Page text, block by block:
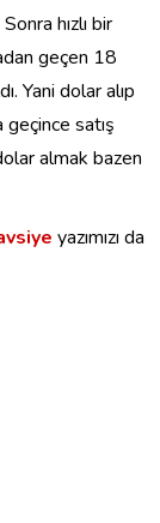
hızlı bir
geçen 18
Yani dolar alıp
geçince satış
almak bazen
yazımızı da